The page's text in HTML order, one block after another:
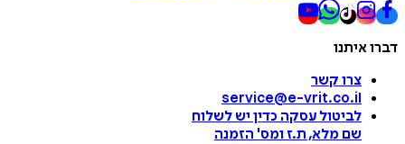
דברו איתנו
צרו קשר
service@e-vrit.co.il
לביטול עסקה כדין יש לשלוח
שם מלא, ת.ז ומס' הזמנה